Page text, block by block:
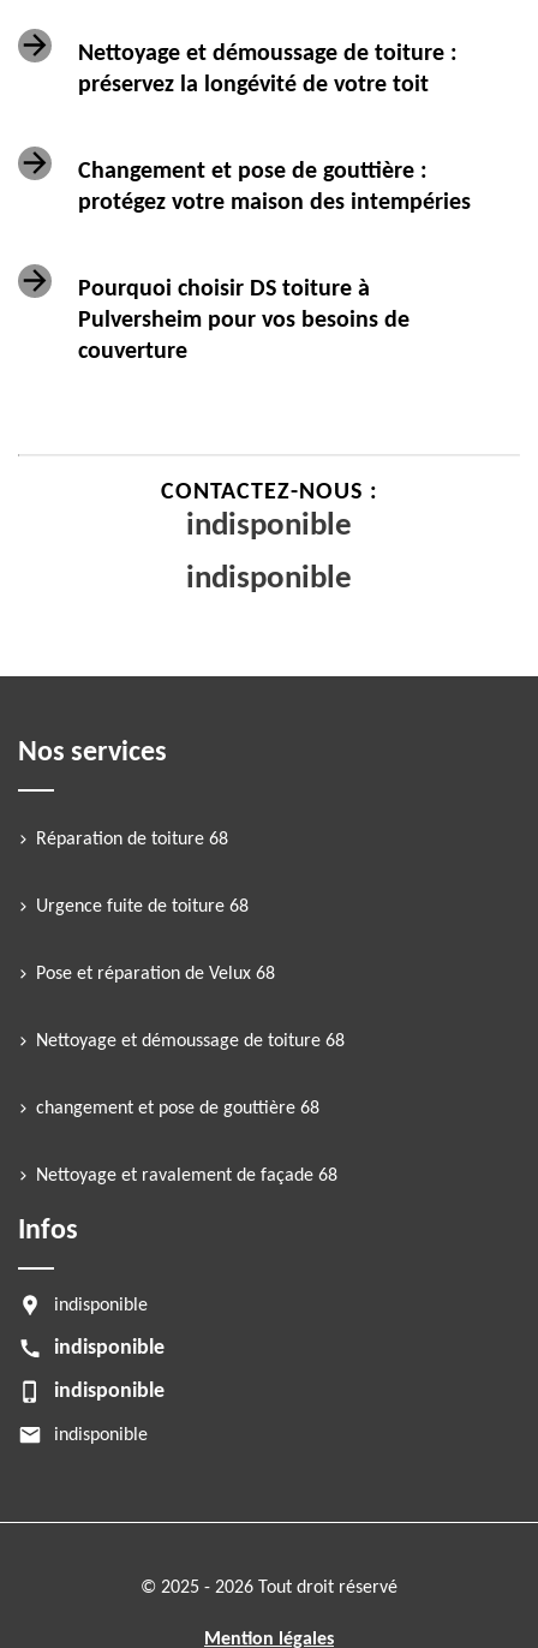
Nettoyage et démoussage de toiture :
préservez la longévité de votre toit
Changement et pose de gouttière :
protégez votre maison des intempéries
Pourquoi choisir DS toiture à
Pulversheim pour vos besoins de
couverture
CONTACTEZ-NOUS :
indisponible
indisponible
Nos services
Réparation de toiture 68
Urgence fuite de toiture 68
Pose et réparation de Velux 68
Nettoyage et démoussage de toiture 68
changement et pose de gouttière 68
Nettoyage et ravalement de façade 68
Infos
indisponible
indisponible
indisponible
indisponible
© 2025 - 2026 Tout droit réservé
Mention légales